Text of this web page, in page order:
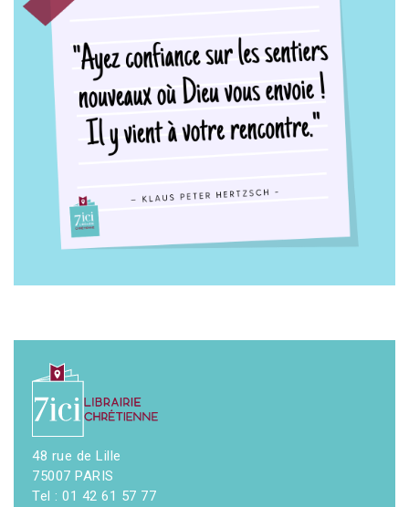
48 rue de Lille
75007 PARIS
Tel : 01 42 61 57 77